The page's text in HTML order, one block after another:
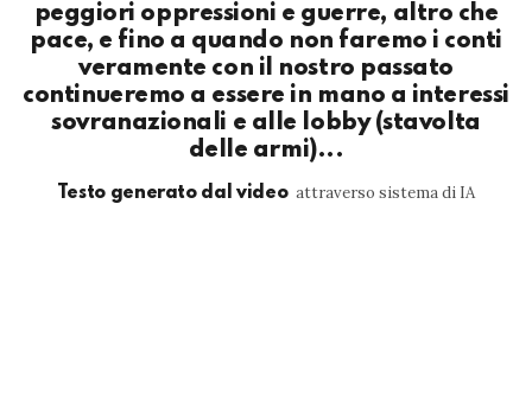
peggiori oppressioni e guerre, altro che
pace, e fino a quando non faremo i conti
veramente con il nostro passato
continueremo a essere in mano a interessi
sovranazionali e alle lobby (stavolta
delle armi)...
Testo generato dal video attraverso sistema di IA